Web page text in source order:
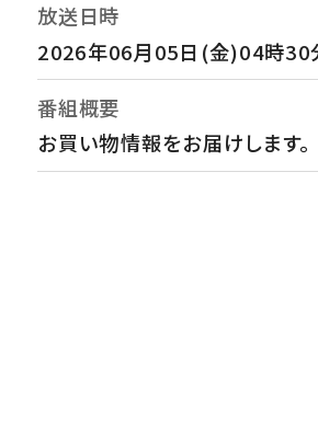
放送日時
2026年06月05日(金)04時30
番組概要
お買い物情報をお届けします。